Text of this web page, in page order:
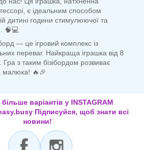
є ідеальним способом
дитині години стимулюючої та
🧠💻
— це ігровий комплекс із
переваг. Найкраща іграшка від 8
Гра з таким бізібордом розвиває
малюка! 🔥🎉
варіантів у INSTAGRAM
Підписуйся, щоб знати всі
новини!